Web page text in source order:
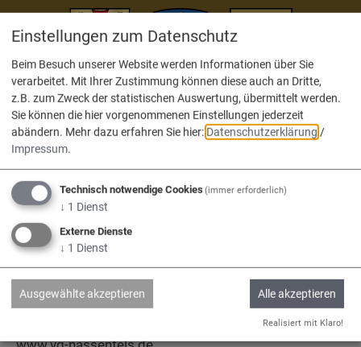
Adelschlag Egweil Nassenfels
Service
Kontakt & Öffnungszeiten
Impressum
Datenschutz
Einstellungen zum Datenschutz
Beim Besuch unserer Website werden Informationen über Sie
verarbeitet. Mit Ihrer Zustimmung können diese auch an Dritte,
z.B. zum Zweck der statistischen Auswertung, übermittelt werden.
Sie können die hier vorgenommenen Einstellungen jederzeit
abändern. Mehr dazu erfahren Sie hier:Datenschutzerklärung /
Impressum.
Technisch notwendige Cookies(immer erforderlich)
↓ 1 Dienst
Externe Dienste
↓ 1 Dienst
Ausgewählte akzeptieren Alle akzeptieren
Realisiert mit Klaro!